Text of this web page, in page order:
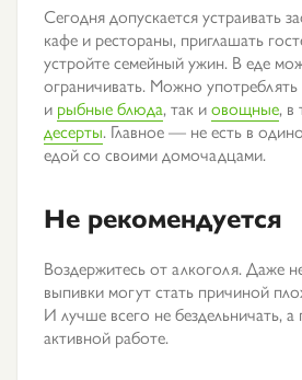
Сегодня допускается устраивать
кафе и рестораны, приглашать
устройте семейный ужин. В еде
ограничивать. Можно
и рыбные блюда, так иовощные, в
десерты. Главное — не есть в
едой со своими домочадцами.
Не рекомендуется
Воздержитесь от алкоголя. Даже
выпивки могут стать причиной
И лучше всего не бездельничать, а
активной работе.